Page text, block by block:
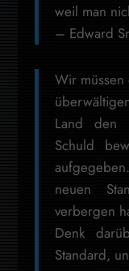
weil man
– Edward
Wir müssen
Land den
Schuld
neuen
verbergen
Denk
Standard,